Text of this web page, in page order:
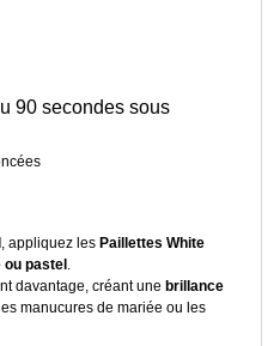
90 secondes sous
, appliquez les Paillettes White
ou pastel .
davantage, créant une brillance
manucures de mariée ou les